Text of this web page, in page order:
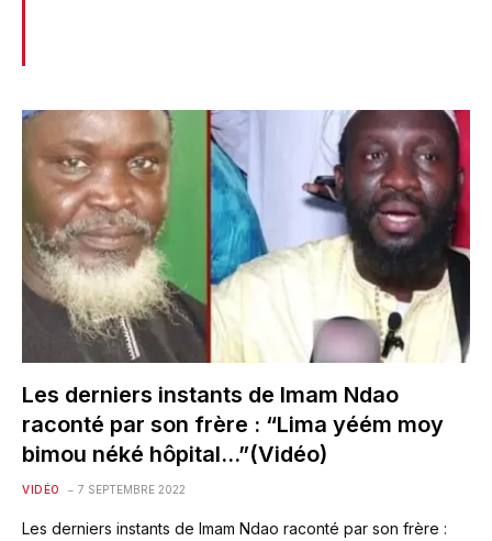
Les derniers instants de Imam Ndao
raconté par son frère : “Lima yéém moy
bimou néké hôpital…”(Vidéo)
VIDÉO 7 SEPTEMBRE 2022
Les derniers instants de Imam Ndao raconté par son frère :